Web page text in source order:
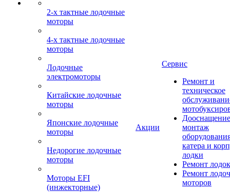
2-х тактные лодочные
моторы
4-х тактные лодочные
моторы
Лодочные
электромоторы
Китайские лодочные
моторы
Японские лодочные
моторы
Недорогие лодочные
моторы
Моторы EFI
(инжекторные)
Акции
Сервис
Ремонт и
техническое
монтаж
катера и
лодки
Ремонт
Ремонт
моторов